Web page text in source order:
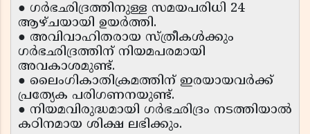
● ഗർഭഛിദ്രത്തിനുള്ള സമയപരിധി 24
ആഴ്ചയായി ഉയർത്തി.
● അവിവാഹിതരായ സ്ത്രീകൾക്കും
ഗർഭഛിദ്രത്തിന് നിയമപരമായി
അവകാശമുണ്ട്.
● ലൈംഗികാതിക്രമത്തിന് ഇരയായവർക്ക്
പ്രത്യേക പരിഗണനയുണ്ട്.
● നിയമവിരുദ്ധമായി ഗർഭഛിദ്രം നടത്തിയാൽ
കഠിനമായ ശിക്ഷ ലഭിക്കും.